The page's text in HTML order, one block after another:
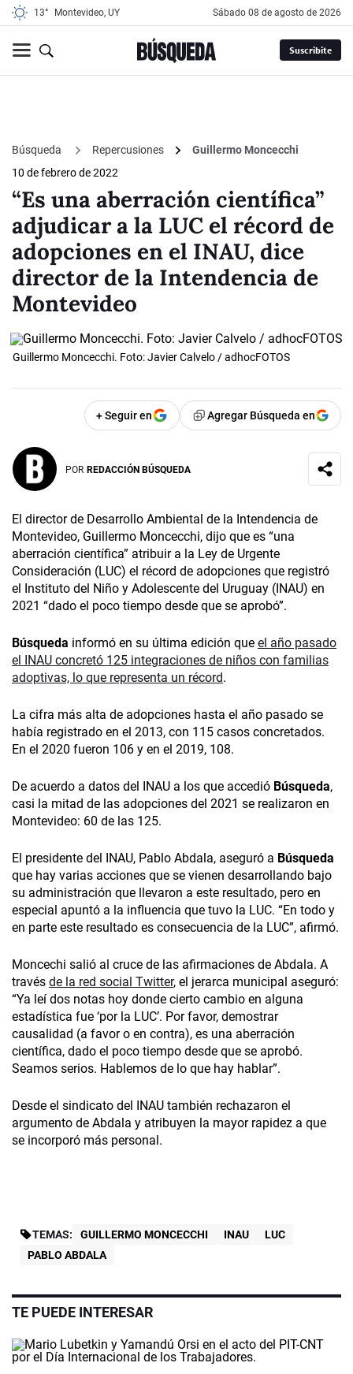
13° Montevideo, UY sábado 08 de agosto de 2026
Suscribite
Búsqueda Repercusiones
Guillermo Moncecchi
10 de febrero de 2022
“Es una aberración científica”
adjudicar a la LUC el récord de
adopciones en el INAU, dice
director de la Intendencia de
Montevideo
Guillermo Moncecchi. Foto: Javier Calvelo / adhocFOTOS
+ Seguir en Agregar Búsqueda en
POR REDACCIÓN BÚSQUEDA
El director de Desarrollo Ambiental de la Intendencia de
Montevideo, Guillermo Moncecchi, dijo que es “una
aberración científica” atribuir a la Ley de Urgente
Consideración (LUC) el récord de adopciones que registró
el Instituto del Niño y Adolescente del Uruguay (INAU) en
2021 “dado el poco tiempo desde que se aprobó”.
Búsqueda informó en su última edición que el año pasado
el INAU concretó 125 integraciones de niños con familias
adoptivas, lo que representa un récord.
La cifra más alta de adopciones hasta el año pasado se
había registrado en el 2013, con 115 casos concretados.
En el 2020 fueron 106 y en el 2019, 108.
De acuerdo a datos del INAU a los que accedió Búsqueda,
casi la mitad de las adopciones del 2021 se realizaron en
Montevideo: 60 de las 125.
El presidente del INAU, Pablo Abdala, aseguró a Búsqueda
que hay varias acciones que se vienen desarrollando bajo
su administración que llevaron a este resultado, pero en
especial apuntó a la influencia que tuvo la LUC. “En todo y
en parte este resultado es consecuencia de la LUC”, afirmó.
Moncechi salió al cruce de las afirmaciones de Abdala. A
través de la red social Twitter, el jerarca municipal aseguró:
“Ya leí dos notas hoy donde cierto cambio en alguna
estadística fue ‘por la LUC’. Por favor, demostrar
causalidad (a favor o en contra), es una aberración
científica, dado el poco tiempo desde que se aprobó.
Seamos serios. Hablemos de lo que hay hablar”.
Desde el sindicato del INAU también rechazaron el
argumento de Abdala y atribuyen la mayor rapidez a que
se incorporó más personal.
TEMAS: GUILLERMO MONCECCHI INAU
LUC
PABLO ABDALA
TE PUEDE INTERESAR